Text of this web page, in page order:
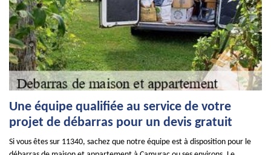
Une équipe qualifiée au service de votre
projet de débarras pour un devis gratuit
Si vous êtes sur 11340, sachez que notre équipe est à disposition pour le